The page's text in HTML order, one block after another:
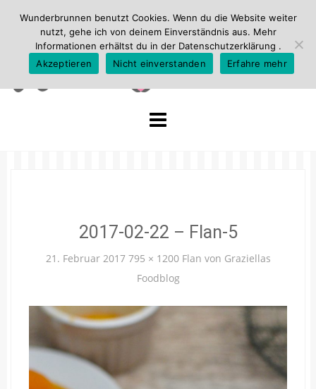
2017-02-22 – Flan-5
21. Februar 2017 795 × 1200 Flan von Graziellas
Foodblog
Wunderbrunnen benutzt Cookies. Wenn du die Website weiter
nutzt, gehe ich von deinem Einverständnis aus. Mehr
Informationen erhältst du in der Datenschutzerklärung .
Akzeptieren
Nicht einverstanden Erfahre mehr